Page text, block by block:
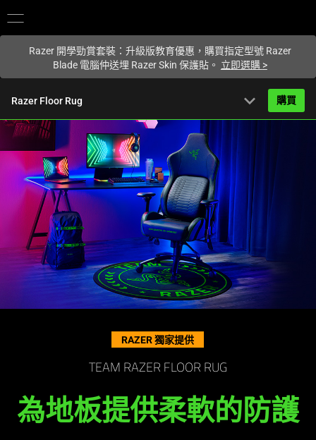
Razer 開學勁賞套裝：升級版教育優惠，購買指定型號 Razer
Blade 電腦仲送埋 Razer Skin 保護貼。 立即選購 >
Razer Floor Rug expand_more 購買
HK$649.00
產品簡介
FAQ
Activating
element
will
cause
on
updated.
產品規格
RAZER 獨家提供
TEAM RAZER FLOOR RUG
為地板提供柔軟的防護